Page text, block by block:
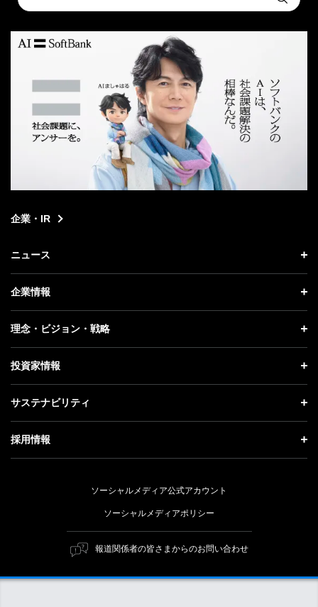
a
Submit
企業・IR
ニュース
ニュース トップ
プレスリリース
更新情報
記者説明会
企業情報
企業情報 トップ
社長メッセージ
事業紹介
ガバナンス
理念・ビジョン・戦略
理念・ビジョン・戦略 トップ
成長戦略「Activate AI for Society」
人材戦略
投資家情報
投資家情報 トップ
経営方針
個人投資家の皆さまへ
株式と社債について
サステナビリティ
サステナビリティ トップ
トップメッセージ
ESG方針・体制
マテリアリティ（重要課題）
ESGの主な取り組み
採用情報
障がい者採用
ソーシャルメディア公式アカウント
ソーシャルメディアポリシー
報道関係者の皆さまからのお問い合わせ